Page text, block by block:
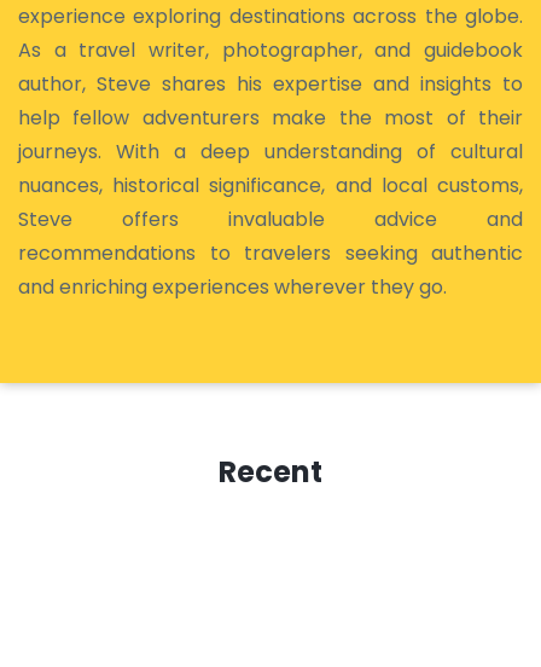
experience exploring destinations across the globe.
As a travel writer, photographer, and guidebook
author, Steve shares his expertise and insights to
help fellow adventurers make the most of their
journeys. With a deep understanding of cultural
nuances, historical significance, and local customs,
Steve offers invaluable advice and
recommendations to travelers seeking authentic
and enriching experiences wherever they go.
Recent